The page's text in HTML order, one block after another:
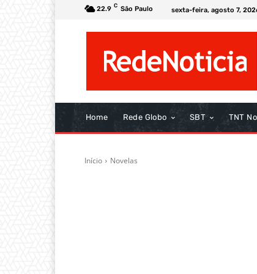
22.9 C São Paulo sexta-feira, agosto 7,
Home Rede Globo SBT TNT
Início Novelas